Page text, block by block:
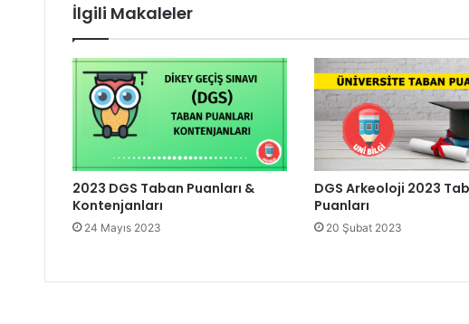
İlgili Makaleler
2023 DGS Taban Puanları &
Kontenjanları
24 Mayıs 2023
DGS Arkeoloji 2023
Puanları
20 Şubat 2023